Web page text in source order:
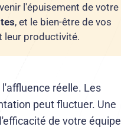
l'épuisement de votre
, et le bien-être de vos
leur productivité.
réelle. Les
peut fluctuer. Une
de votre équipe